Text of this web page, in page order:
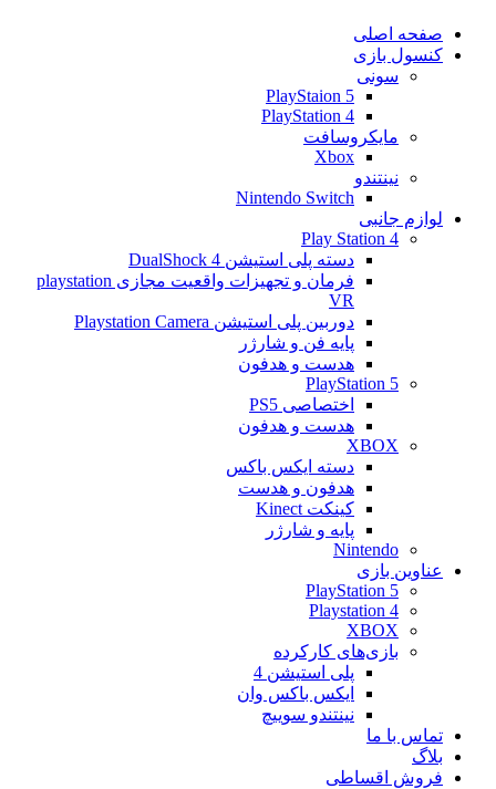
صفحه اصلی
کنسول بازی
سونی
PlayStaion 5
PlayStation 4
مایکروسافت
Xbox
نینتندو
Nintendo Switch
لوازم جانبی
Play Station 4
دسته پلی استیشن 4 DualShock
فرمان و تجهیزات واقعیت مجازی playstation
VR
دوربین پلی استیشن Playstation Camera
پایه فن و شارژر
هدست و هدفون
PlayStation 5
اختصاصی PS5
هدست و هدفون
XBOX
دسته ایکس باکس
هدفون و هدست
کینکت Kinect
پایه و شارژر
Nintendo
عناوین بازی
PlayStation 5
Playstation 4
XBOX
بازی‌های کارکرده
پلی استیشن 4
ایکس باکس وان
نینتندو سوییچ
تماس با ما
بلاگ
فروش اقساطی